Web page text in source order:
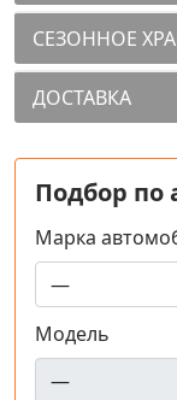
СЕЗОННОЕ
ДОСТАВКА
Подбор по
Марка
Модель